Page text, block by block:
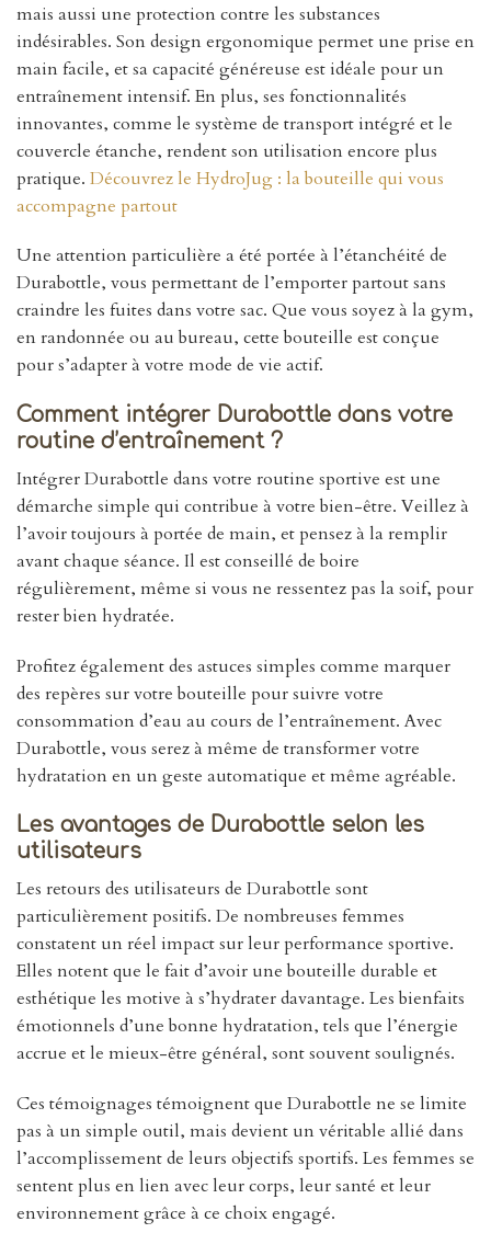
mais aussi une protection contre les substances
indésirables. Son design ergonomique permet une prise en
main facile, et sa capacité généreuse est idéale pour un
entraînement intensif. En plus, ses fonctionnalités
innovantes, comme le système de transport intégré et le
couvercle étanche, rendent son utilisation encore plus
pratique. Découvrez le HydroJug : la bouteille qui vous
accompagne partout
Une attention particulière a été portée à l’étanchéité de
Durabottle, vous permettant de l’emporter partout sans
craindre les fuites dans votre sac. Que vous soyez à la gym,
en randonnée ou au bureau, cette bouteille est conçue
pour s’adapter à votre mode de vie actif.
Comment intégrer Durabottle dans votre
routine d’entraînement ?
Intégrer Durabottle dans votre routine sportive est une
démarche simple qui contribue à votre bien-être. Veillez à
l’avoir toujours à portée de main, et pensez à la remplir
avant chaque séance. Il est conseillé de boire
régulièrement, même si vous ne ressentez pas la soif, pour
rester bien hydratée.
Profitez également des astuces simples comme marquer
des repères sur votre bouteille pour suivre votre
consommation d’eau au cours de l’entraînement. Avec
Durabottle, vous serez à même de transformer votre
hydratation en un geste automatique et même agréable.
Les avantages de Durabottle selon les
utilisateurs
Les retours des utilisateurs de Durabottle sont
particulièrement positifs. De nombreuses femmes
constatent un réel impact sur leur performance sportive.
Elles notent que le fait d’avoir une bouteille durable et
esthétique les motive à s’hydrater davantage. Les bienfaits
émotionnels d’une bonne hydratation, tels que l’énergie
accrue et le mieux-être général, sont souvent soulignés.
Ces témoignages témoignent que Durabottle ne se limite
pas à un simple outil, mais devient un véritable allié dans
l’accomplissement de leurs objectifs sportifs. Les femmes se
sentent plus en lien avec leur corps, leur santé et leur
environnement grâce à ce choix engagé.